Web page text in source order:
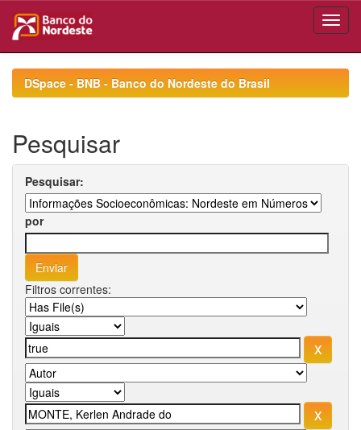
navigationDSpace - BNB - Banco do Nordeste do Brasil
Pesquisar
Pesquisar:
por
Filtros correntes: